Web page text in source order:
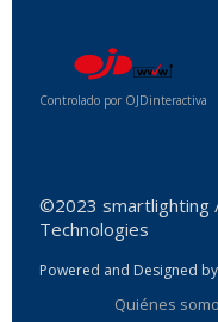
Controlado por OJDinteractiva
©2023 smartlighting
Technologies
Powered and Designed by
Quiénes